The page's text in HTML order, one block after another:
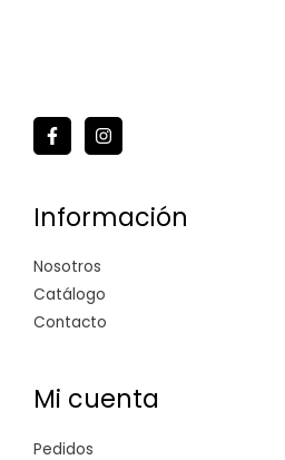
Información
Nosotros
Catálogo
Contacto
Mi cuenta
Pedidos